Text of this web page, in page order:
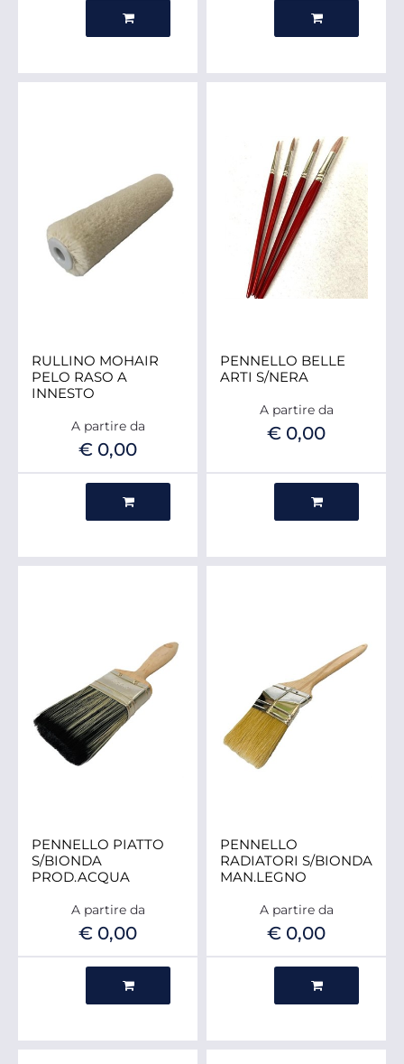
RULLINO MOHAIR
PELO RASO A
INNESTO
A partire da
€ 0,00
PENNELLO BELLE
ARTI S/NERA
A partire da
€ 0,00
PENNELLO PIATTO
S/BIONDA
PROD.ACQUA
A partire da
€ 0,00
PENNELLO
RADIATORI S/BIONDA
MAN.LEGNO
A partire da
€ 0,00